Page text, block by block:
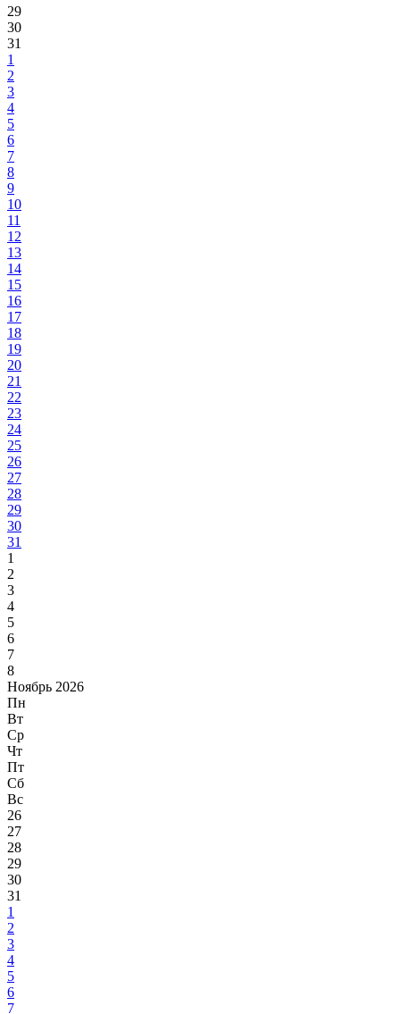
29
30
31
1
2
3
4
5
6
7
8
9
10
11
12
13
14
15
16
17
18
19
20
21
22
23
24
25
26
27
28
29
30
31
1
2
3
4
5
6
7
8
Ноябрь 2026
Пн
Вт
Ср
Чт
Пт
Сб
Вс
26
27
28
29
30
31
1
2
3
4
5
6
7